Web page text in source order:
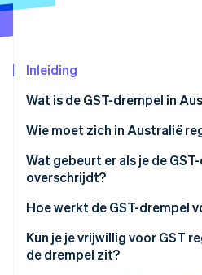
Online identiteitsverificatie
Stripe Sessions
Nu bekijken
Inleiding
Wat is de GST-drempel in
Wie moet zich in Australië
Wat gebeurt er als je de
overschrijdt?
Hoe werkt de GST-drempel
Kun je je vrijwillig voor GST
de drempel zit?